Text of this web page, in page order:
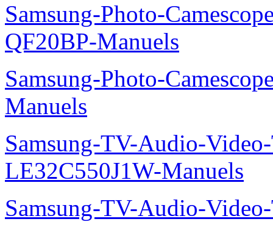
Samsung-Photo-
QF20BP-Manuels
Samsung-Photo-
Manuels
Samsung-TV-Audio-
LE32C550J1W-Manuels
Samsung-TV-Audio-